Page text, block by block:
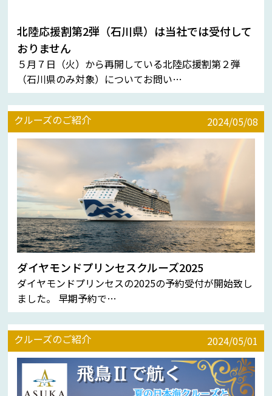
北陸応援割第2弾（石川県）は当社では受付して
おりません
５月７日（火）から再開している北陸応援割第２弾
（石川県のみ対象）についてお問い…
2024/05/08
クルーズのご紹介
ダイヤモンドプリンセスクルーズ2025
ダイヤモンドプリンセスの2025の予約受付が開始致し
ました。 早期予約で…
2024/05/01
クルーズのご紹介